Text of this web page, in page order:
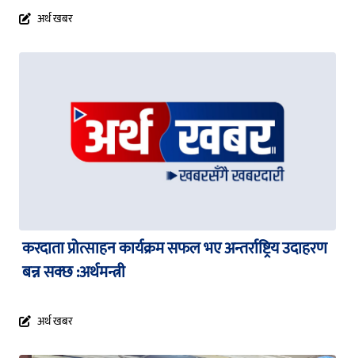
अर्थ खबर
करदाता प्रोत्साहन कार्यक्रम सफल भए अन्तर्राष्ट्रिय उदाहरण
बन्न सक्छ :अर्थमन्त्री
अर्थ खबर